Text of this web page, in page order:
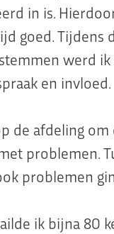
in is.
goed. Tijdens
werd
en invloed.
de afdeling
problemen.
problemen
ik bijna 80